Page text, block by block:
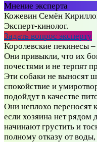
Мнение эксперта
Кожевин Семён
Эксперт-кинолог.
Задать вопрос эксперту
Королевские пекинесы
Они привыкли, что их
почестями и не терпят
Эти собаки не выносят
спокойствие и
подойдут в качестве
Они неплохо переносят
если хозяина нет рядом
начинают грустить и
полному отказу от